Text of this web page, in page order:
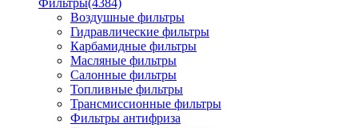
Фильтры(4384)
Воздушные фильтры
Гидравлические фильтры
Карбамидные фильтры
Масляные фильтры
Салонные фильтры
Топливные фильтры
Трансмиссионные фильтры
Фильтры антифриза